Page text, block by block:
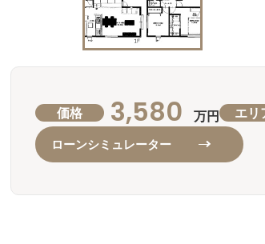
価格 3,580 万円 エリ
ローンシミュレーター